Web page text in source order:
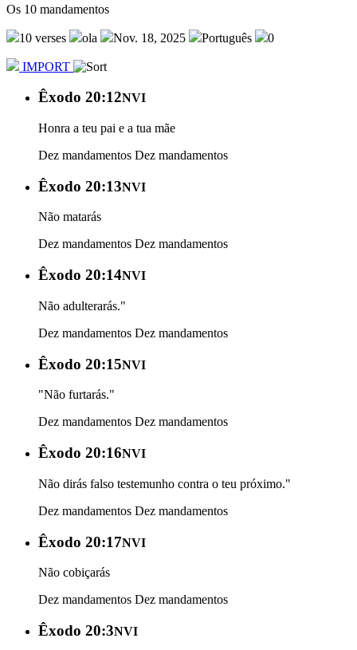
Os 10 mandamentos
10 verses ola Nov. 18, 2025 Português 0
IMPORT
Êxodo 20:12NVI
Honra a teu pai e a tua mãe
Dez mandamentos Dez mandamentos
Êxodo 20:13NVI
Não matarás
Dez mandamentos Dez mandamentos
Êxodo 20:14NVI
Não adulterarás."
Dez mandamentos Dez mandamentos
Êxodo 20:15NVI
"Não furtarás."
Dez mandamentos Dez mandamentos
Êxodo 20:16NVI
Não dirás falso testemunho contra o teu próximo."
Dez mandamentos Dez mandamentos
Êxodo 20:17NVI
Não cobiçarás
Dez mandamentos Dez mandamentos
Êxodo 20:3NVI